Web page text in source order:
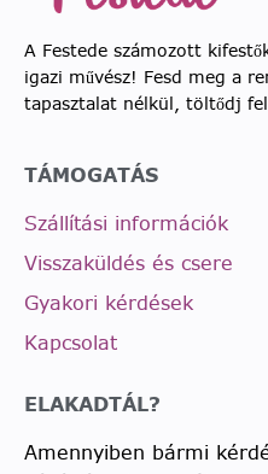
A Festede számozott
igazi művész! Fesd meg a
tapasztalat nélkül, töltődj
TÁMOGATÁS
Szállítási információk
Visszaküldés és csere
Gyakori kérdések
Kapcsolat
ELAKADTÁL?
Amennyiben bármi